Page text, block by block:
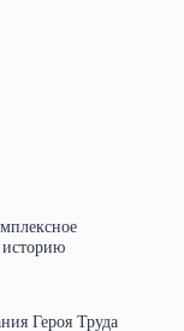
историю
Героя Труда